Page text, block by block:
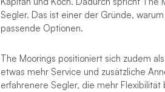
Segler. Das ist einer der Gründe,
passende Optionen.
The Moorings positioniert sich zudem
etwas mehr Service und zusätzliche
erfahrenere Segler, die mehr